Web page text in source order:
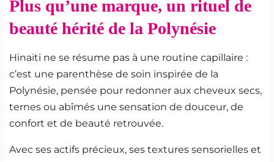
Plus qu’une marque, un rituel de
beauté hérité de la Polynésie
Hinaiti ne se résume pas à une routine capillaire :
c’est une parenthèse de soin inspirée de la
Polynésie, pensée pour redonner aux cheveux secs,
ternes ou abîmés une sensation de douceur, de
confort et de beauté retrouvée.
Avec ses actifs précieux, ses textures sensorielles et